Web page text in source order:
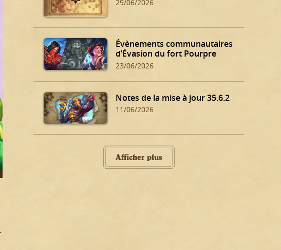
29/06/2026
Évènements communautaires
d’Évasion du fort Pourpre
23/06/2026
Notes de la mise à jour 35.6.2
11/06/2026
Afficher plus